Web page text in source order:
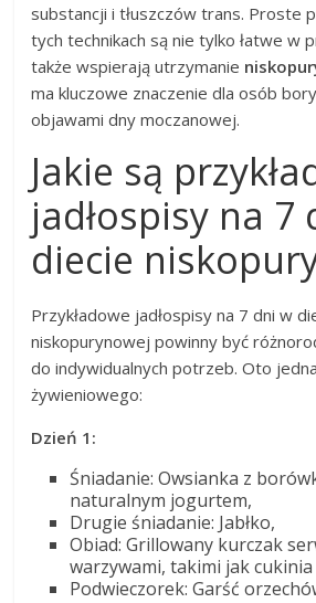
substancji i tłuszczów trans. Proste
tych technikach są nie tylko łatwe w
także wspierają utrzymanie
ma kluczowe znaczenie dla osób
objawami dny moczanowej.
Jakie są
jadłospisy na 7
diecie
Przykładowe jadłospisy na 7 dni w
niskopurynowej powinny być
do indywidualnych potrzeb. Oto
żywieniowego:
Dzień 1:
Śniadanie: Owsianka z
naturalnym jogurtem,
Drugie śniadanie: Jabłko,
Obiad: Grillowany kurczak
warzywami, takimi jak
Podwieczorek: Garść